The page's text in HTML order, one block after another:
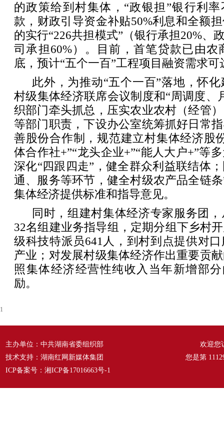
的政策给到村集体，“政银担”银行利
款，财政引导资金补贴50%利息和全额
的实行“226共担模式”（银行承担20%、
司承担60%）。目前，首笔贷款已由农
底，预计“五个一百”工程项目融资需求可
此外，为推动“五个一百”落地，怀
村级集体经济联席会议制度和“周调度、
织部门牵头抓总，压实农业农村（经管
等部门职责，下设办公室统筹抓好日常
善股份合作制，规范建立村集体经济股
体合作社+”“龙头企业+”“能人大户+”等
深化“四跟四走”，健全群众利益联结体
通、服务等环节，健全村级农产品全链
集体经济提供标准和指导意见。
同时，组建村集体经济专家服务团
32名组建业务指导组，定期分组下乡村
级科技特派员641人，到村到点提供对
产业；对发展村级集体经济作出重要贡
照集体经济经营性纯收入当年新增部
励。
1
主办单位：中共湖南省委组织部
技术支持：湖南红网新媒体集团
ICP备案号： 湘ICP备17016663号-1
欢迎您
您是第